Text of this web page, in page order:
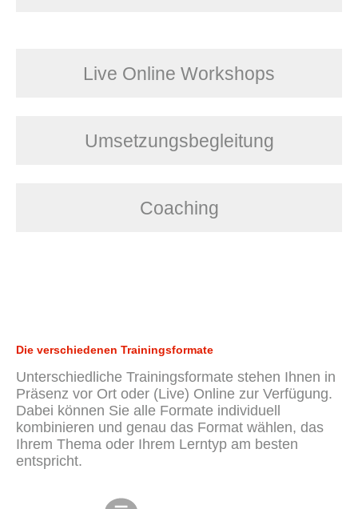
Live Online Workshops
Umsetzungsbegleitung
Coaching
Die verschiedenen Trainingsformate
Unterschiedliche Trainingsformate stehen Ihnen in
Präsenz vor Ort oder (Live) Online zur Verfügung.
Dabei können Sie alle Formate individuell
kombinieren und genau das Format wählen, das
Ihrem Thema oder Ihrem Lerntyp am besten
entspricht.